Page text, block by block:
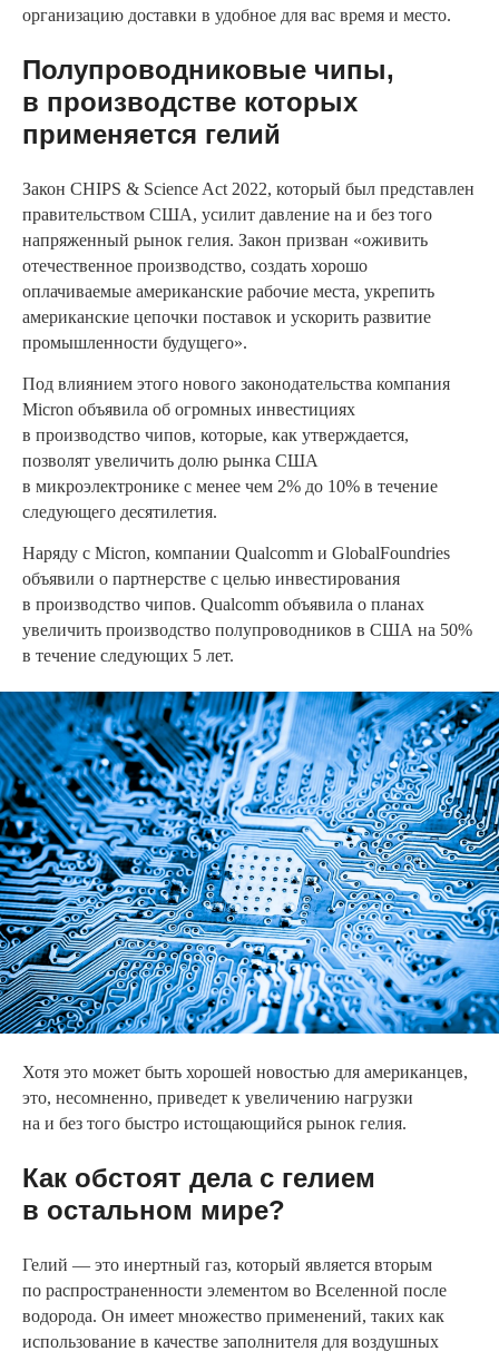
организацию доставки в удобное для вас время и место.
Полупроводниковые чипы,
в производстве которых
применяется гелий
Закон CHIPS & Science Act 2022, который был представлен
правительством США, усилит давление на и без того
напряженный рынок гелия. Закон призван «оживить
отечественное производство, создать хорошо
оплачиваемые американские рабочие места, укрепить
американские цепочки поставок и ускорить развитие
промышленности будущего».
Под влиянием этого нового законодательства компания
Micron объявила об огромных инвестициях
в производство чипов, которые, как утверждается,
позволят увеличить долю рынка США
в микроэлектронике с менее чем 2% до 10% в течение
следующего десятилетия.
Наряду с Micron, компании Qualcomm и GlobalFoundries
объявили о партнерстве с целью инвестирования
в производство чипов. Qualcomm объявила о планах
увеличить производство полупроводников в США на 50%
в течение следующих 5 лет.
Хотя это может быть хорошей новостью для американцев,
это, несомненно, приведет к увеличению нагрузки
на и без того быстро истощающийся рынок гелия.
Как обстоят дела с гелием
в остальном мире?
Гелий — это инертный газ, который является вторым
по распространенности элементом во Вселенной после
водорода. Он имеет множество применений, таких как
использование в качестве заполнителя для воздушных